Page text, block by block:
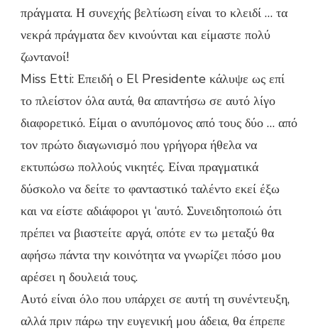
πράγματα. Η συνεχής βελτίωση είναι το κλειδί … τα
νεκρά πράγματα δεν κινούνται και είμαστε πολύ
ζωντανοί!
Miss Etti: Επειδή ο El Presidente κάλυψε ως επί
το πλείστον όλα αυτά, θα απαντήσω σε αυτό λίγο
διαφορετικό. Είμαι ο ανυπόμονος από τους δύο … από
τον πρώτο διαγωνισμό που γρήγορα ήθελα να
εκτυπώσω πολλούς νικητές. Είναι πραγματικά
δύσκολο να δείτε το φανταστικό ταλέντο εκεί έξω
και να είστε αδιάφοροι γι ‘αυτό. Συνειδητοποιώ ότι
πρέπει να βιαστείτε αργά, οπότε εν τω μεταξύ θα
αφήσω πάντα την κοινότητα να γνωρίζει πόσο μου
αρέσει η δουλειά τους.
Αυτό είναι όλο που υπάρχει σε αυτή τη συνέντευξη,
αλλά πριν πάρω την ευγενική μου άδεια, θα έπρεπε